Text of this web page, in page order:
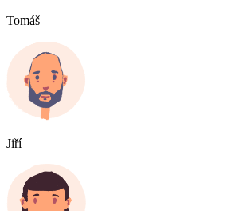
Tomáš
Jiří